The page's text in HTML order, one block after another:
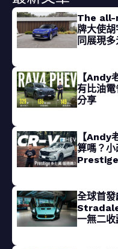
The all-
牌大使
同展現
【Andy
有比油
分享
【Andy
算嗎？
Prestige
全球首
一無二